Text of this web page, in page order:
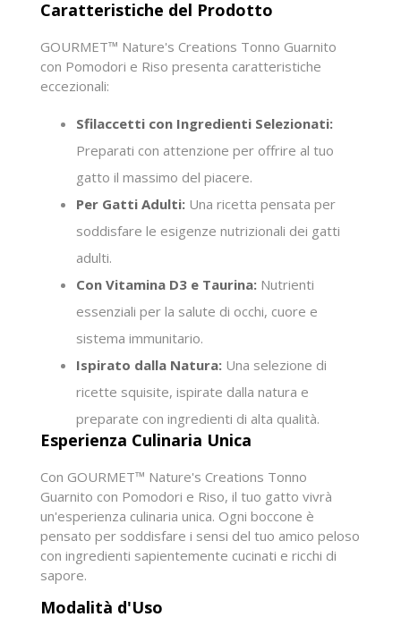
Caratteristiche del Prodotto
GOURMET™ Nature's Creations Tonno Guarnito
con Pomodori e Riso presenta caratteristiche
eccezionali:
Sfilaccetti con Ingredienti Selezionati:
Preparati con attenzione per offrire al tuo
gatto il massimo del piacere.
Per Gatti Adulti: Una ricetta pensata per
soddisfare le esigenze nutrizionali dei gatti
adulti.
Con Vitamina D3 e Taurina: Nutrienti
essenziali per la salute di occhi, cuore e
sistema immunitario.
Ispirato dalla Natura: Una selezione di
ricette squisite, ispirate dalla natura e
preparate con ingredienti di alta qualità.
Esperienza Culinaria Unica
Con GOURMET™ Nature's Creations Tonno
Guarnito con Pomodori e Riso, il tuo gatto vivrà
un'esperienza culinaria unica. Ogni boccone è
pensato per soddisfare i sensi del tuo amico peloso
con ingredienti sapientemente cucinati e ricchi di
sapore.
Modalità d'Uso